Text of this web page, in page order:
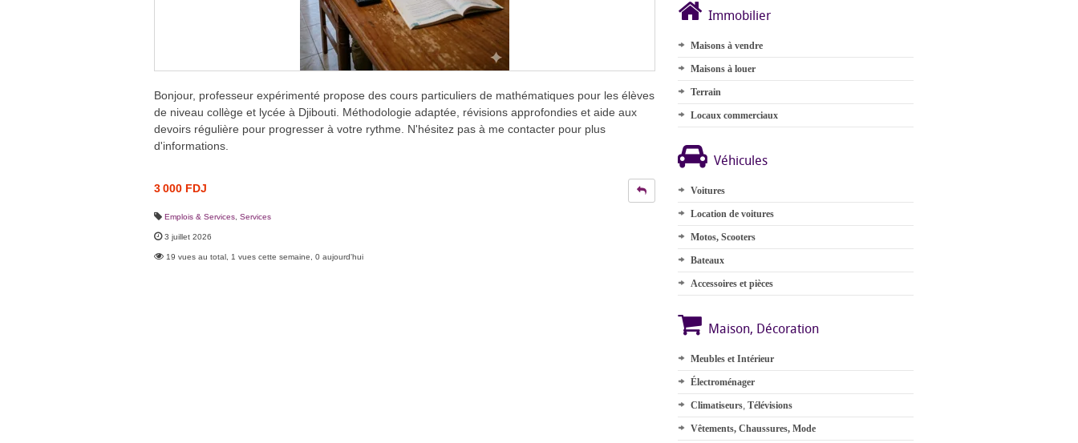
Bonjour, professeur expérimenté propose des cours particuliers de mathématiques pour les élèves
de niveau collège et lycée à Djibouti. Méthodologie adaptée, révisions approfondies et aide aux
devoirs régulière pour progresser à votre rythme. N'hésitez pas à me contacter pour plus
d'informations.
3 000 FDJ
Emplois & Services Services
3 juillet 2026
19 vues au total, 1 vues cette semaine, 0 aujourd'hui
Immobilier
Maisons à vendre
Maisons à louer
Terrain
Locaux commerciaux
Véhicules
Voitures
Location de voitures
Motos, Scooters
Bateaux
Accessoires et pièces
Maison, Décoration
Meubles et Intérieur
Électroménager
Climatiseurs, Télévisions
Vêtements, Chaussures, Mode